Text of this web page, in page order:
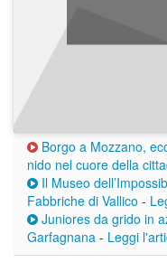
Borgo a Mozzano,
nido nel cuore della
Il Museo
Fabbriche di Vallico -
Juniores da grido in
Garfagnana - Leggi